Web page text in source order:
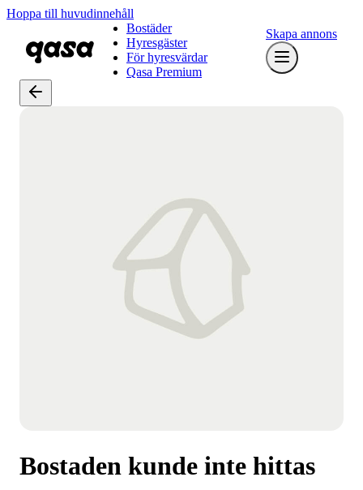
Hoppa till huvudinnehåll
Bostäder
Hyresgäster
För hyresvärdar
Qasa Premium
Skapa annons
Bostaden kunde inte hittas